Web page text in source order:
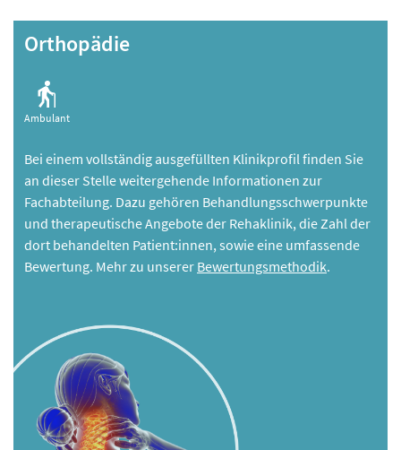
Orthopädie
Ambulant
Bei einem vollständig ausgefüllten Klinikprofil finden Sie
an dieser Stelle weitergehende Informationen zur
Fachabteilung. Dazu gehören Behandlungsschwerpunkte
und therapeutische Angebote der Rehaklinik, die Zahl der
dort behandelten Patient:innen, sowie eine umfassende
Bewertung. Mehr zu unserer Bewertungsmethodik.